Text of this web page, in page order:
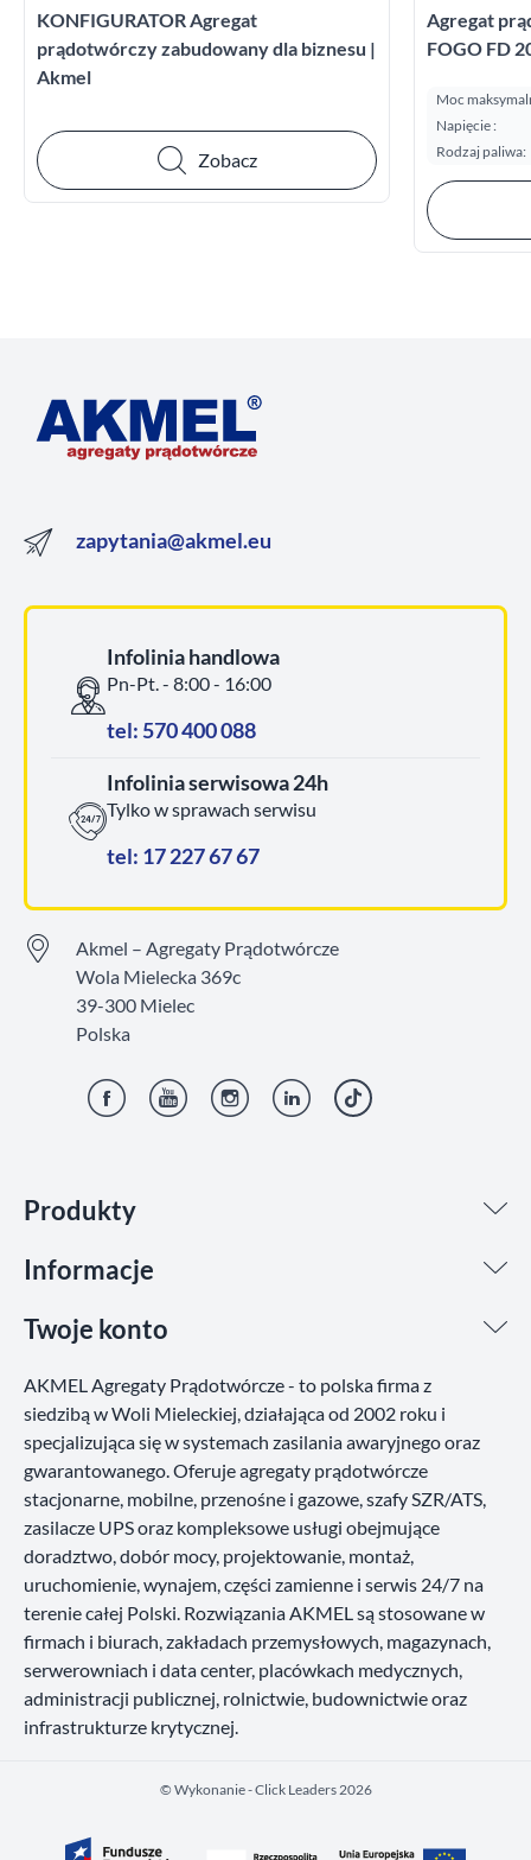
KONFIGURATOR Agregat
prądotwórczy zabudowany dla biznesu |
Akmel
Zobacz
Agregat
FOGO FD
Moc
Napięcie :
Rodzaj paliwa:
Produkty
Informacje
Twoje konto
zapytania@akmel.eu
Infolinia handlowa
Pn-Pt. - 8:00 - 16:00
tel: 570 400 088
Infolinia serwisowa 24h
Tylko w sprawach serwisu
tel: 17 227 67 67
Akmel – Agregaty Prądotwórcze
Wola Mielecka 369c
39-300 Mielec
Polska
AKMEL Agregaty Prądotwórcze - to polska firma z
siedzibą w Woli Mieleckiej, działająca od 2002 roku i
specjalizująca się w systemach zasilania awaryjnego oraz
gwarantowanego. Oferuje agregaty prądotwórcze
stacjonarne, mobilne, przenośne i gazowe, szafy SZR/ATS,
zasilacze UPS oraz kompleksowe usługi obejmujące
doradztwo, dobór mocy, projektowanie, montaż,
uruchomienie, wynajem, części zamienne i serwis 24/7 na
terenie całej Polski. Rozwiązania AKMEL są stosowane w
firmach i biurach, zakładach przemysłowych, magazynach,
serwerowniach i data center, placówkach medycznych,
administracji publicznej, rolnictwie, budownictwie oraz
infrastrukturze krytycznej.
©️ Wykonanie - Click Leaders 2026